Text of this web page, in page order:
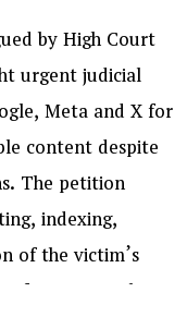
by High Court
urgent judicial
Meta and X for
content despite
The petition
indexing,
of the victim’s
particulars